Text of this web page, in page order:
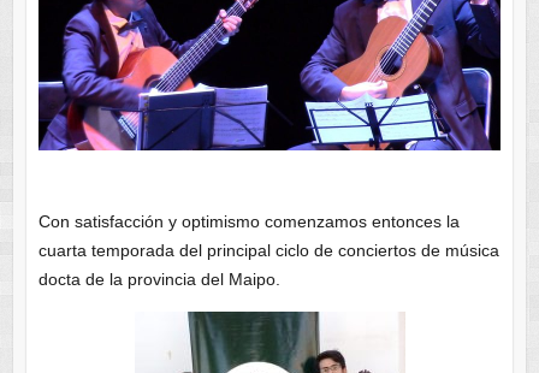
Con satisfacción y optimismo comenzamos entonces la
cuarta temporada del principal ciclo de conciertos de música
docta de la provincia del Maipo.